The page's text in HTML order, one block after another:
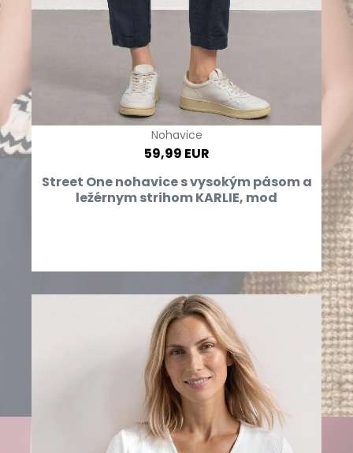
Nohavice
59,99 EUR
Street One nohavice s vysokým pásom a
ležérnym strihom KARLIE, mod